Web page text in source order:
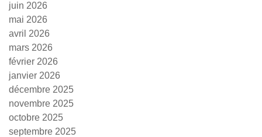
juin 2026
mai 2026
avril 2026
mars 2026
février 2026
janvier 2026
décembre 2025
novembre 2025
octobre 2025
septembre 2025